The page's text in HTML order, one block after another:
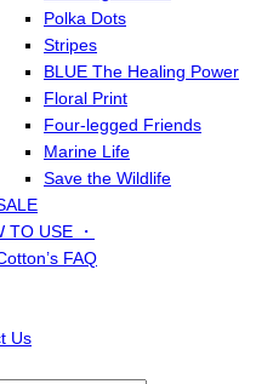
Polka Dots
Stripes
BLUE The Healing Power
Floral Print
Four-legged Friends
Marine Life
Save the Wildlife
TO USE ・
FAQ
Us